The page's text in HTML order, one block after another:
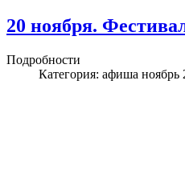
20 ноября.
Подробности
Категория: афиша ноябрь